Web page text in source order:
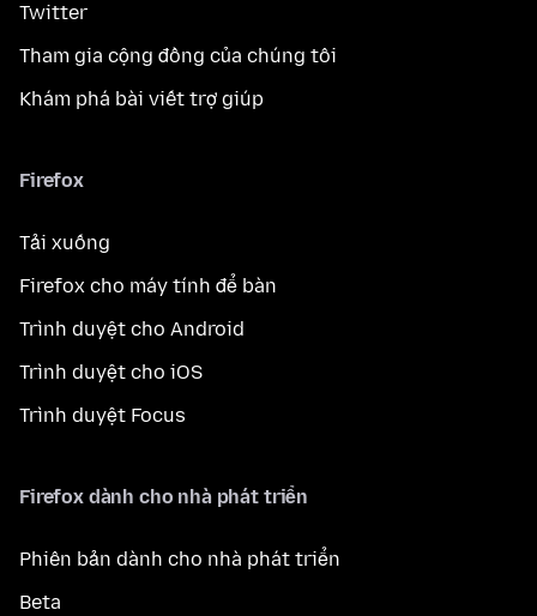
Twitter
Tham gia cộng đồng của chúng tôi
Khám phá bài viết trợ giúp
Firefox
Tải xuống
Firefox cho máy tính để bàn
Trình duyệt cho Android
Trình duyệt cho iOS
Trình duyệt Focus
Firefox dành cho nhà phát triển
Phiên bản dành cho nhà phát triển
Beta